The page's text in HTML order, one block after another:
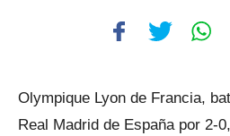
Olympique Lyon de Francia,
Real Madrid de España por 2-